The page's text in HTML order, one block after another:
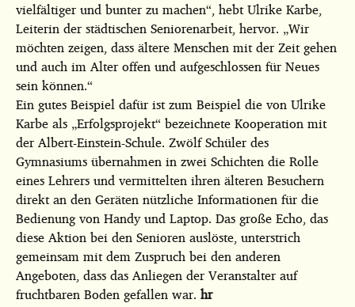
vielfältiger und bunter zu machen“, hebt Ulrike Karbe,
Leiterin der städtischen Seniorenarbeit, hervor. „Wir
möchten zeigen, dass ältere Menschen mit der Zeit gehen
und auch im Alter offen und aufgeschlossen für Neues
sein können.“
Ein gutes Beispiel dafür ist zum Beispiel die von Ulrike
Karbe als „Erfolgsprojekt“ bezeichnete Kooperation mit
der Albert-Einstein-Schule. Zwölf Schüler des
Gymnasiums übernahmen in zwei Schichten die Rolle
eines Lehrers und vermittelten ihren älteren Besuchern
direkt an den Geräten nützliche Informationen für die
Bedienung von Handy und Laptop. Das große Echo, das
diese Aktion bei den Senioren auslöste, unterstrich
gemeinsam mit dem Zuspruch bei den anderen
Angeboten, dass das Anliegen der Veranstalter auf
fruchtbaren Boden gefallen war. hr